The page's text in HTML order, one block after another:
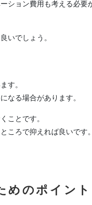
ション費用も考える必要
いでしょう。
す。
なる場合があります。
ことです。
ころで抑えれば良いです。
めのポイン